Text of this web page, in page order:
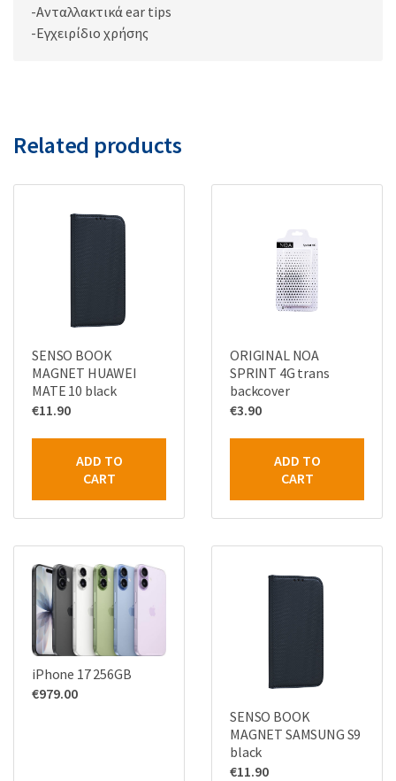
-Ανταλλακτικά ear tips
-Εγχειρίδιο χρήσης
Related products
SENSO BOOK
MAGNET HUAWEI
MATE 10 black
€11.90
ADD TO
CART
ORIGINAL NOA
SPRINT 4G trans
backcover
€3.90
ADD TO
CART
iPhone 17 256GB
€979.00
SENSO BOOK
MAGNET SAMSUNG S9
black
€11.90